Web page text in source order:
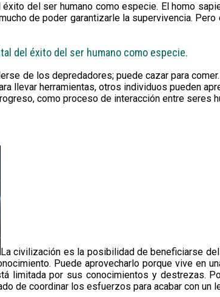
del ser humano como especie. El homo
de poder garantizarle la supervivencia.
del éxito del ser humano como especie.
de los depredadores; puede cazar para
llevar herramientas, otros individuos pueden
como proceso de interacción entre seres
La civilización es la posibilidad de beneficiarse
Puede aprovecharlo porque vive en
limitada por sus conocimientos y destrezas.
de coordinar los esfuerzos para acabar con